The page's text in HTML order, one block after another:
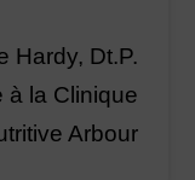
Hardy, Dt.P.
à la Clinique
Arbour